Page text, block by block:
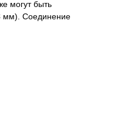
могут быть
мм). Соединение